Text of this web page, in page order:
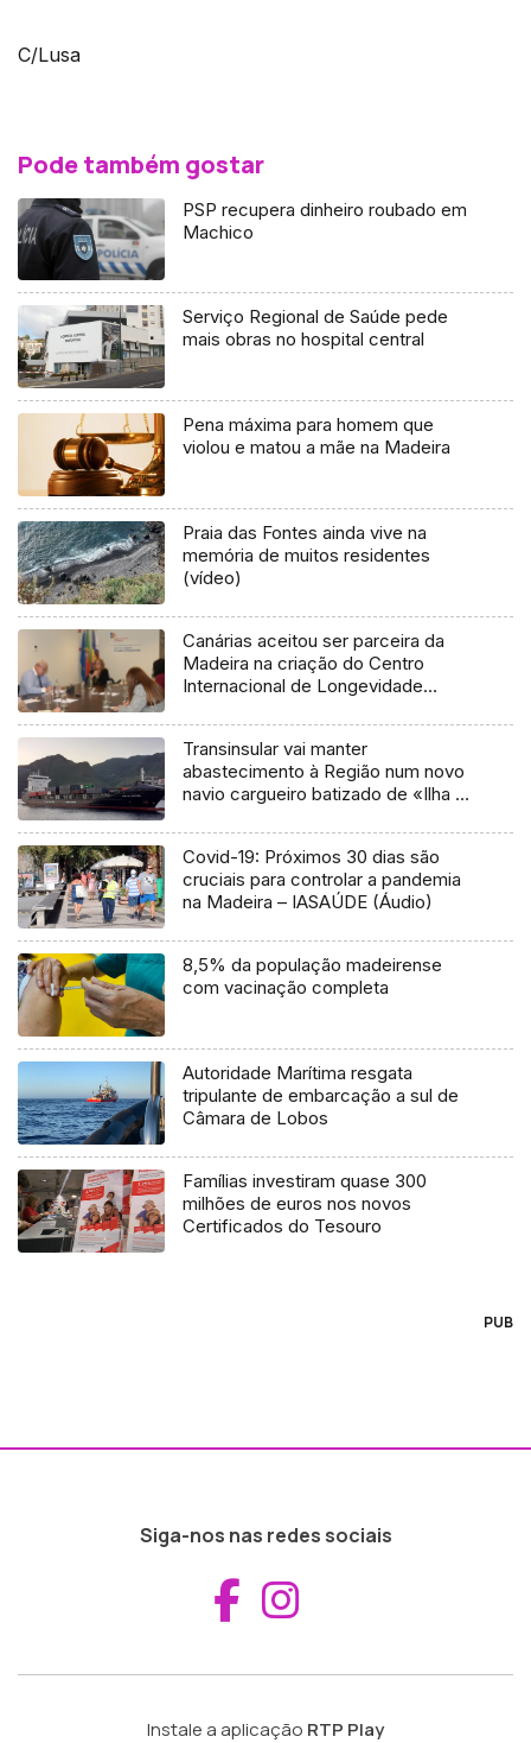
C/Lusa
Pode também gostar
PSP recupera dinheiro roubado em
Machico
Serviço Regional de Saúde pede
mais obras no hospital central
Pena máxima para homem que
violou e matou a mãe na Madeira
Praia das Fontes ainda vive na
memória de muitos residentes
(vídeo)
Canárias aceitou ser parceira da
Madeira na criação do Centro
Internacional de Longevidade
Transinsular vai manter
abastecimento à Região num novo
navio cargueiro batizado de «Ilha da
Covid-19: Próximos 30 dias são
cruciais para controlar a pandemia
na Madeira – IASAÚDE (Áudio)
8,5% da população madeirense
com vacinação completa
Autoridade Marítima resgata
tripulante de embarcação a sul de
Câmara de Lobos
Famílias investiram quase 300
milhões de euros nos novos
Certificados do Tesouro
PUB
Siga-nos nas redes sociais
Aceder ao
Instale a aplicação RTP Play